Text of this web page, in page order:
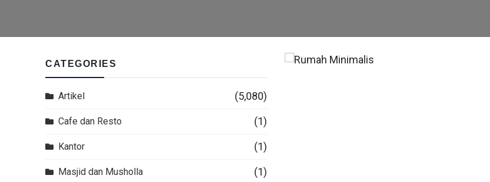
CATEGORIES
Artikel (5,080)
Cafe dan Resto (1)
Kantor (1)
Masjid dan Musholla (1)